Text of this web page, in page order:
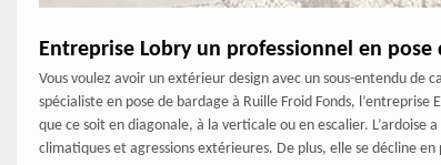
Entreprise Lobry un professionnel en pose
Vous voulez avoir un extérieur design avec un sous-entendu de
spécialiste en pose de bardage à Ruille Froid Fonds,
que ce soit en diagonale, à la verticale ou en escalier.
climatiques et agressions extérieures. De plus, elle se décline